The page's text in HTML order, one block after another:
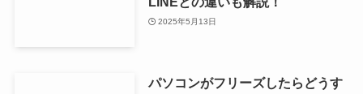
2025年5月13日
パソコンがフリーズしたらどうす